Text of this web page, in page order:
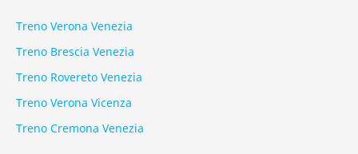
Treno Verona Venezia
Treno Brescia Venezia
Treno Rovereto Venezia
Treno Verona Vicenza
Treno Cremona Venezia